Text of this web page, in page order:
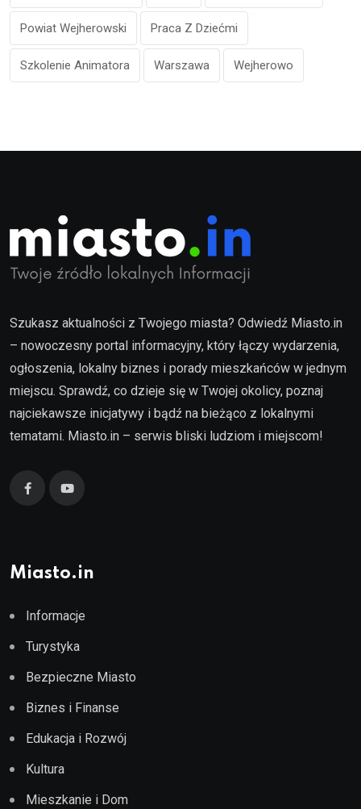
Powiat Wejherowski Praca Z Dziećmi
Szkolenie Animatora Warszawa Wejherowo
Szukasz aktualności z Twojego miasta? Odwiedź Miasto.in
– nowoczesny portal informacyjny, który łączy wydarzenia,
ogłoszenia, lokalny biznes i porady mieszkańców w jednym
miejscu. Sprawdź, co dzieje się w Twojej okolicy, poznaj
najciekawsze inicjatywy i bądź na bieżąco z lokalnymi
tematami. Miasto.in – serwis bliski ludziom i miejscom!
Miasto.in
Informacje
Turystyka
Bezpieczne Miasto
Biznes i Finanse
Edukacja i Rozwój
Kultura
Mieszkanie i Dom